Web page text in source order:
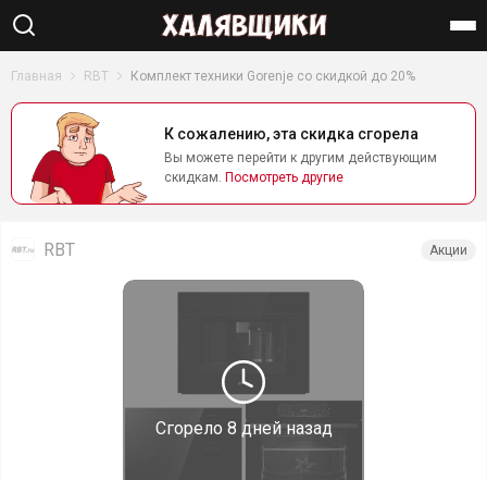
Найти
Главная RBT Комплект техники Gorenje со скидкой до 20%
К сожалению, эта скидка сгорела
Вы можете перейти к другим действующим
скидкам. Посмотреть другие
Сгорело 8 дней назад
RBT Акции